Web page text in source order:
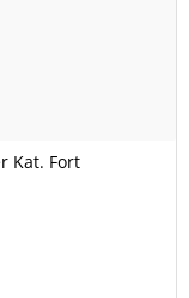
Kat. Fort